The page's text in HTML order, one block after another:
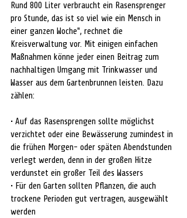
Rund 800 Liter verbraucht ein Rasensprenger
pro Stunde, das ist so viel wie ein Mensch in
einer ganzen Woche", rechnet die
Kreisverwaltung vor. Mit einigen einfachen
Maßnahmen könne jeder einen Beitrag zum
nachhaltigen Umgang mit Trinkwasser und
Wasser aus dem Gartenbrunnen leisten. Dazu
zählen:
• Auf das Rasensprengen sollte möglichst
verzichtet oder eine Bewässerung zumindest in
die frühen Morgen- oder späten Abendstunden
verlegt werden, denn in der großen Hitze
verdunstet ein großer Teil des Wassers
• Für den Garten sollten Pflanzen, die auch
trockene Perioden gut vertragen, ausgewählt
werden